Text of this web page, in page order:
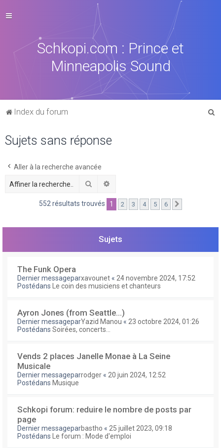
Schkopi.com : Prince et
Minneapolis Sound
Index du forum
Sujets sans réponse
Aller à la recherche avancée
Rechercher
552 résultats trouvés 1 2 3 4 5 6
Sujets
The Funk Opera
Dernier messageparxavounet « 24 novembre 2024, 17:52
Postédans
Le coin des musiciens et chanteurs
Ayron Jones (from Seattle...)
Dernier messageparYazid Manou « 23 octobre 2024, 01:26
Postédans Soirées, concerts...
Vends 2 places Janelle Monae à La Seine
Musicale
Dernier messageparrodger « 20 juin 2024, 12:52
Postédans Musique
Schkopi forum: reduire le nombre de posts par
page
Dernier messageparbastho « 25 juillet 2023, 09:18
Postédans
Le forum : Mode d'emploi